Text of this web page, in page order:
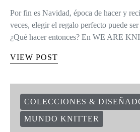
Por fin es Navidad, época de hacer y
veces, elegir el regalo perfecto puede
¿Qué hacer entonces? En WE ARE
VIEW POST
COLECCIONES &
MUNDO KNITTER